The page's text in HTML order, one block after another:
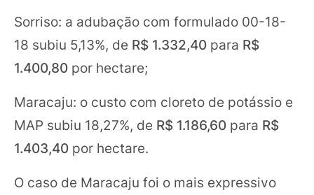
Sorriso: a adubação com formulado 00-18-
18 subiu 5,13%, de R$ 1.332,40 para R$
1.400,80 por hectare;
Maracaju: o custo com cloreto de potássio e
MAP subiu 18,27%, de R$ 1.186,60 para R$
1.403,40 por hectare.
O caso de Maracaju foi o mais expressivo